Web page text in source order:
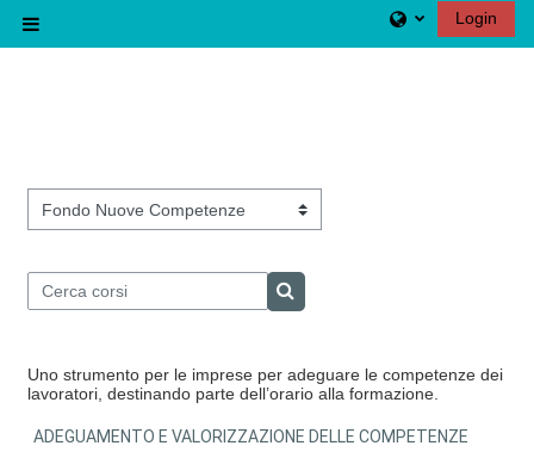
Login
Categorie di corso
Cerca corsi
Cerca corsi
Uno strumento per le imprese per adeguare le competenze dei
lavoratori, destinando parte dell’orario alla formazione.
ADEGUAMENTO E VALORIZZAZIONE DELLE COMPETENZE